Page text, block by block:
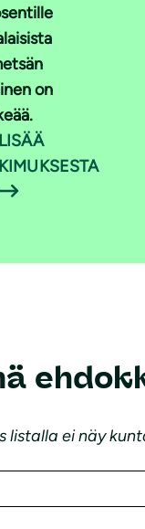
on
listalla ei näy